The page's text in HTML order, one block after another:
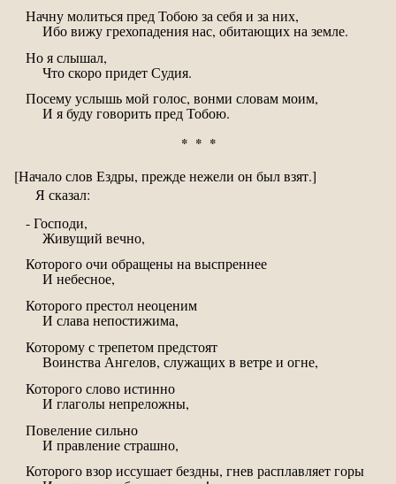
Начну молиться пред Тобою за себя и за них,
Ибо вижу грехопадения нас, обитающих на земле.
Но я слышал,
Что скоро придет Судия.
Посему услышь мой голос, вонми словам моим,
И я буду говорить пред Тобою.
* * *
[Начало слов Ездры, прежде нежели он был взят.]
Я сказал:
- Господи,
Живущий вечно,
Которого очи обращены на выспреннее
И небесное,
Которого престол неоценим
И слава непостижима,
Которому с трепетом предстоят
Воинства Ангелов, служащих в ветре и огне,
Которого слово истинно
И глаголы непреложны,
Повеление сильно
И правление страшно,
Которого взор иссушает бездны, гнев расплавляет горы